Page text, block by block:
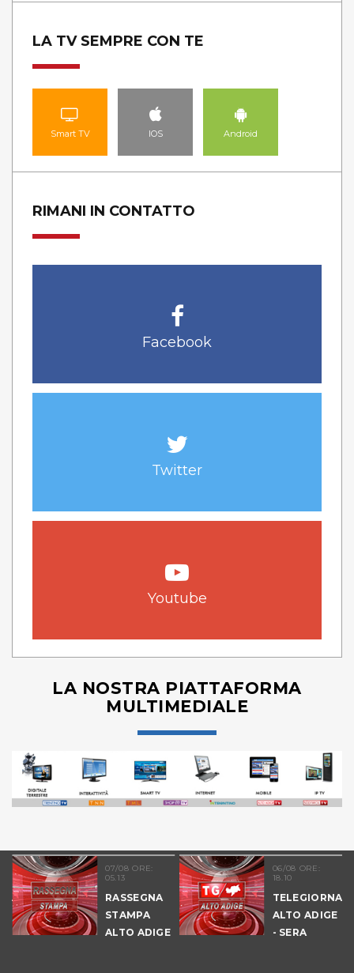
LA TV SEMPRE CON TE
Smart TV IOS Android
RIMANI IN CONTATTO
Facebook
Twitter
Youtube
LA NOSTRA PIATTAFORMA
MULTIMEDIALE
07/08 ORE:
05.13
RASSEGNA
STAMPA
ALTO ADIGE
06/08 ORE:
18.10
TELEGIORNALE
ALTO ADIGE
- SERA